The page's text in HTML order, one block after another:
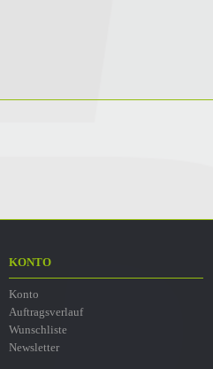
KONTO
Konto
Auftragsverlauf
Wunschliste
Newsletter